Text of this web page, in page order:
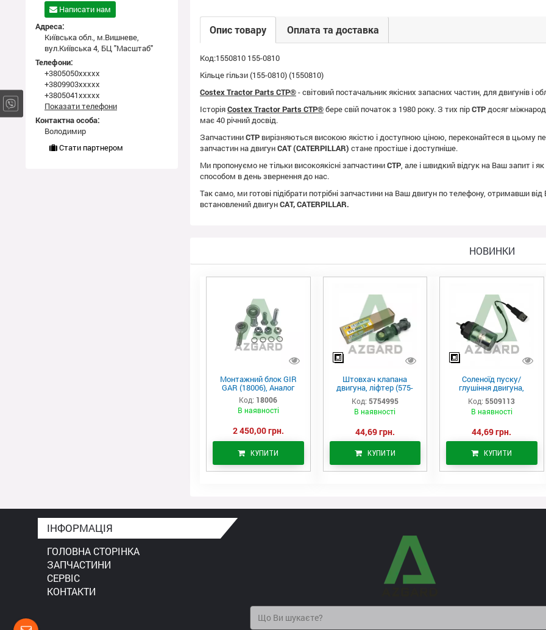
Опис товару Оплата та доставка
Код:1550810 155-0810
Кільце гільзи (155-0810) (1550810)
Costex Tractor Parts CTP®- світовий постачальник якісних запасних частин, для двигунів і
ІсторіяCostex Tractor Parts CTP®бере свій початок з 1980 року. З тих пірCTPдосяг
має 40 річний досвід.
ЗапчастиниCTP вирізняються високою якістю і доступною ціною, переконайтеся в цьому
запчастин на двигунCAT (CATERPILLAR) стане простіше і доступніше.
Ми пропонуємо не тільки високоякісні запчастиниCTP, але і швидкий відгук на Ваш запит і
способом в день звернення до нас.
Так само, ми готові підібрати потрібні запчастини на Ваш двигун по телефону, отримавши
встановлений двигунCAT, CATERPILLAR.
НОВИНКИ
Монтажний блок GIR
GAR (18006), Аналог
Код: 18006
В наявності
2 450,00 грн.
КУПИТИ
Штовхач клапана
двигуна, ліфтер (575-
4995)
Код: 5754995
В наявності
44,69 грн.
КУПИТИ
Соленоїд пуску/
глушіння двигуна,
актуатор (550-9113)
Код: 5509113
В наявності
44,69 грн.
КУПИТИ
Написати нам
Адреса:
Київська обл., м.Вишневе,
вул.Київська 4, БЦ "Масштаб"
Телефони:
+3805050xxxxx
+3809903xxxxx
+3805041xxxxx
Показати телефони
Контактна особа:
Володимир
Стати партнером
ІНФОРМАЦІЯ
ГОЛОВНА СТОРІНКА
ЗАПЧАСТИНИ
СЕРВІС
КОНТАКТИ